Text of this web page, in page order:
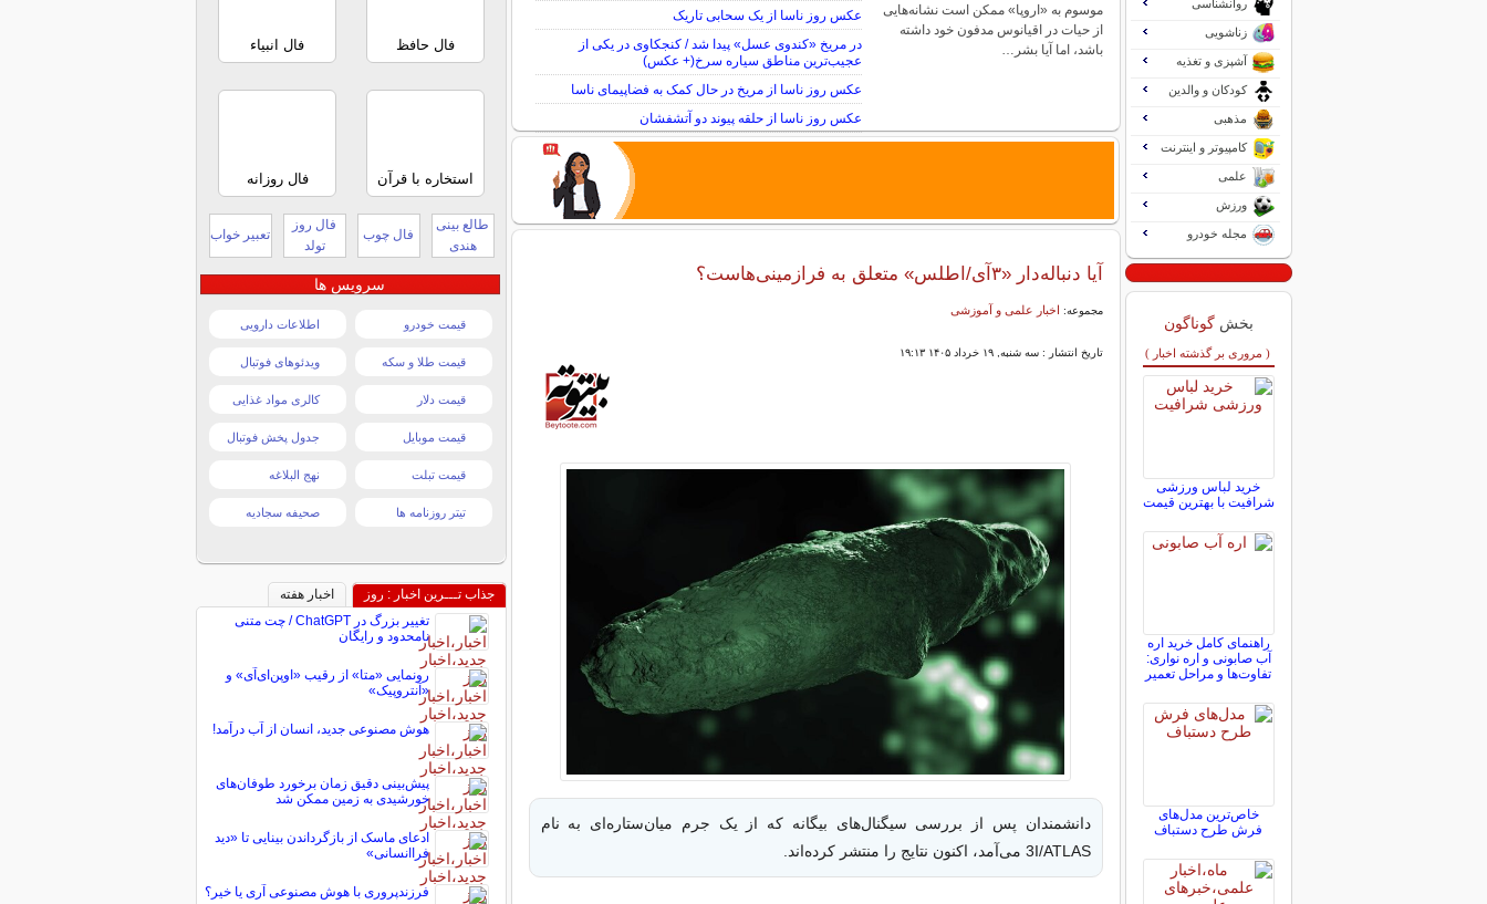
موسوم به «اروپا» ممکن است نشانه‌هایی
از حیات در اقیانوس مدفون خود داشته
باشد، اما آیا بشر…
عکس روز ناسا از یک سحابی تاریک
در مریخ «کندوی عسل» پیدا شد / کنجکاوی در یکی از
عجیب‌ترین مناطق سیاره سرخ(+ عکس)
عکس روز ناسا از مریخ در حال کمک به فضاپیمای ناسا
عکس روز ناسا از حلقه پیوند دو آتشفشان
آیا دنباله‌دار «۳آی/اطلس» متعلق به فرازمینی‌هاست؟
مجموعه: اخبار علمی و آموزشی
تاریخ انتشار : سه شنبه, ۱۹ خرداد ۱۴۰۵ ۱۹:۱۳
دانشمندان پس از بررسی سیگنال‌های بیگانه که از یک جرم میان‌ستاره‌ای به نام
3I/ATLAS می‌آمد، اکنون نتایج را منتشر کرده‌اند.
روانشناسی
زناشویی
آشپزی و تغذیه
کودکان و والدین
مذهبی
کامپیوتر و اینترنت
علمی
ورزش
مجله خودرو
بخش گوناگون
( مروری بر گذشته اخبار )
خرید لباس ورزشی
شرافیت با بهترین قیمت
راهنمای کامل خرید اره
آب صابونی و اره نواری:
تفاوت‌ها و مراحل تعمیر
خاص‌ترین مدل‌های
فرش طرح دستباف
فال حافظ فال انبیاء
استخاره با قرآن فال روزانه
طالع بینی
هندی
فال چوب
فال روز
تولد
تعبیر خواب
سرویس ها
قیمت خودرو اطلاعات دارویی
قیمت طلا و سکه ویدئوهای فوتبال
قیمت دلار کالری مواد غذایی
قیمت موبایل جدول پخش فوتبال
قیمت تبلت نهج البلاغه
تیتر روزنامه ها صحیفه سجادیه
جذاب تـــرین اخبار : روز
اخبار هفته
تغییر بزرگ در ChatGPT / چت متنی
نامحدود و رایگان
رونمایی «متا» از رقیب «اوپن‌ای‌آی» و
«آنتروپیک»
هوش مصنوعی جدید، انسان از آب درآمد!
پیش‌بینی دقیق زمان برخورد طوفان‌های
خورشیدی به زمین ممکن شد
ادعای ماسک از بازگرداندن بینایی تا «دید
فراانسانی»
فرزندپروری با هوش مصنوعی آری یا خیر؟